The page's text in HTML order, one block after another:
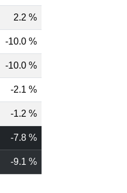
2.2 %
-10.0 %
-10.0 %
-2.1 %
-1.2 %
-7.8 %
-9.1 %